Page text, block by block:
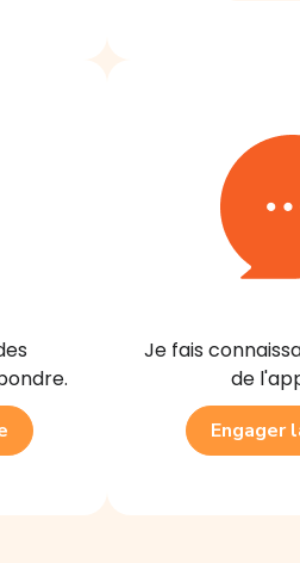
Je fais
de
Engager